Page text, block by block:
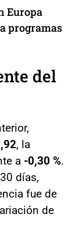
Europa
programas
del
, la
a -0,30 %.
días,
fue de
de